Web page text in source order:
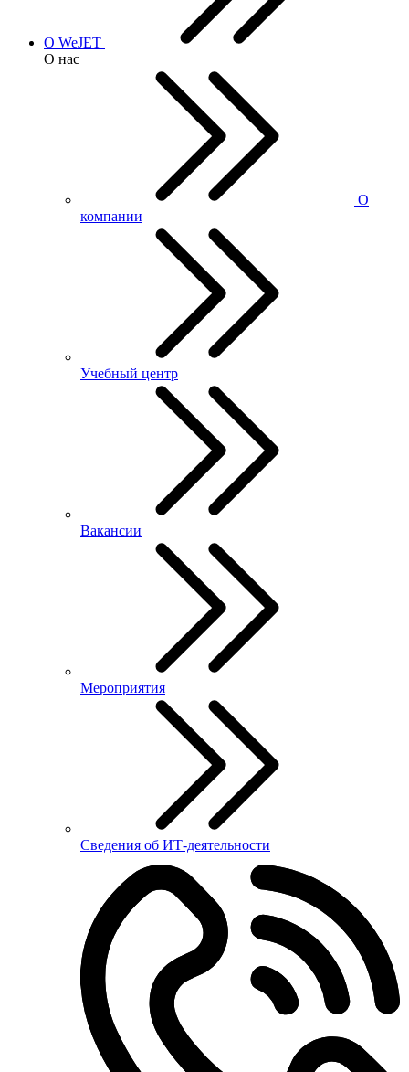
О WeJET
О нас
О
компании
Учебный центр
Вакансии
Мероприятия
Сведения об ИТ-деятельности